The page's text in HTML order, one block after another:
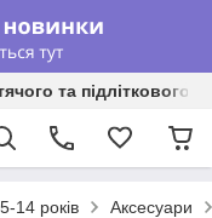
та підліткового
14 років Аксесуари